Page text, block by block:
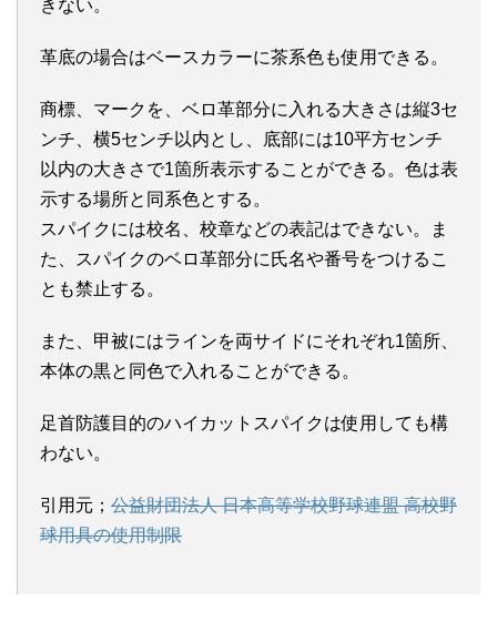
きない。
革底の場合はベースカラーに茶系色も使用できる。
商標、マークを、ベロ革部分に入れる大きさは縦3セ
ンチ、横5センチ以内とし、底部には10平方センチ
以内の大きさで1箇所表示することができる。色は表
示する場所と同系色とする。
スパイクには校名、校章などの表記はできない。ま
た、スパイクのベロ革部分に氏名や番号をつけるこ
とも禁止する。
また、甲被にはラインを両サイドにそれぞれ1箇所、
本体の黒と同色で入れることができる。
足首防護目的のハイカットスパイクは使用しても構
わない。
引用元； 公益財団法人 日本高等学校野球連盟 高校野
球用具の使用制限